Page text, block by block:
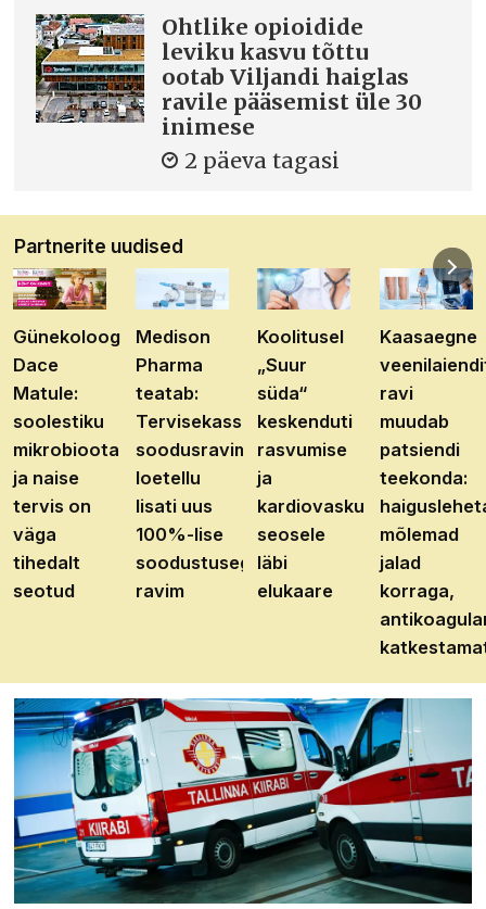
Ohtlike opioidide
leviku kasvu tõttu
ootab Viljandi haiglas
ravile pääsemist üle 30
inimese
2 päeva tagasi
Partnerite uudised
Günekoloog
Dace
Matule:
soolestiku
mikrobioota
ja naise
tervis on
väga
tihedalt
seotud
Medison
Pharma
teatab:
Tervisekassa
soodusravimite
loetellu
lisati uus
100%-lise
soodustusega
ravim
Koolitusel
„Suur
süda“
keskenduti
rasvumise
ja
kardiovaskulaarhaiguste
seosele
läbi
elukaare
Kaasaegne
ravi
muudab
patsiendi
teekonda:
mõlemad
jalad
korraga,